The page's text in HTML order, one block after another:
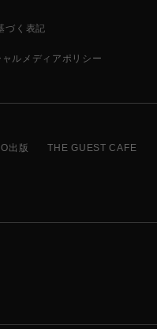
づく表記
ャルメディアポリシー
出版 THE GUEST CAFE